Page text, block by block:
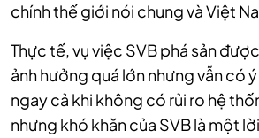
chính thế giới nói chung và Việt
Thực tế, vụ việc SVB phá sản
ảnh hưởng quá lớn nhưng vẫn có
ngay cả khi không có rủi ro hệ
nhưng khó khăn của SVB là một